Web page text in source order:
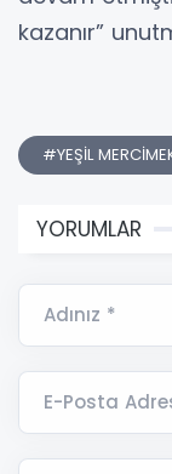
#YEŞİL
YORUMLAR
Adınız *
E-Posta